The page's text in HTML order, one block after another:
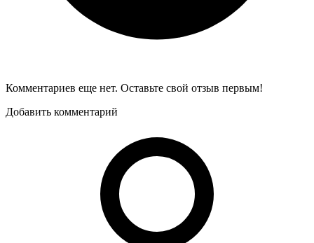
Комментариев еще нет. Оставьте свой отзыв первым!
Добавить комментарий